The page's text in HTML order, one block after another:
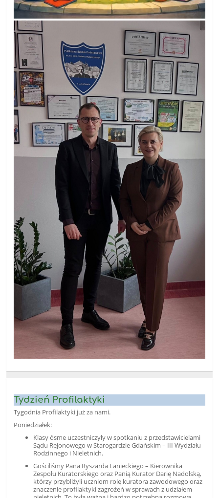
Tydzień Profilaktyki
Tygodnia Profilaktyki już za nami.
Poniedziałek:
Klasy ósme uczestniczyły w spotkaniu z przedstawicielami
Sądu Rejonowego w Starogardzie Gdańskim – III Wydziału
Rodzinnego i Nieletnich.
Gościliśmy Pana Ryszarda Lanieckiego – Kierownika
Zespołu Kuratorskiego oraz Panią Kurator Darię Nadolską,
którzy przybliżyli uczniom rolę kuratora zawodowego oraz
znaczenie profilaktyki zagrożeń w sprawach z udziałem